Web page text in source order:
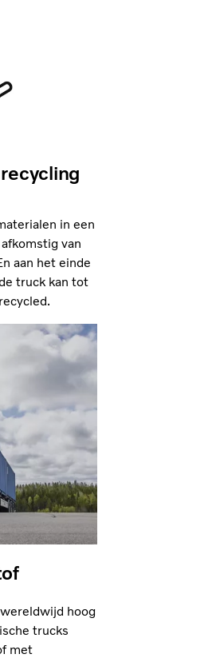
in een
van
aan het einde
truck kan tot
hoog
trucks
met